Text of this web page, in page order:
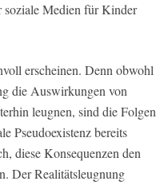
soziale Medien für Kinder
erscheinen. Denn obwohl
die Auswirkungen von
leugnen, sind die Folgen
Pseudoexistenz bereits
diese Konsequenzen den
Der Realitätsleugnung